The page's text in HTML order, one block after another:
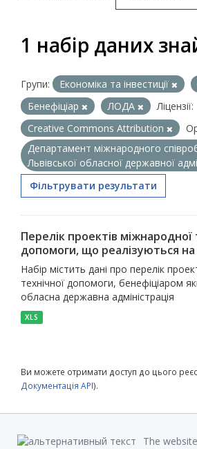
1 набір даних
Групи: Економіка та інвестиції
Бенефіціар
ЛОДА
Ліцензії:
Creative Commons Attribution
Департамент міжнародного
Львівської обласної державної
Фільтрувати результати
Перелік проектів міжнародної
допомоги, що реалізуються на
Набір містить дані про перелік
технічної допомоги, бенефіціаром
обласна державна адміністрація
XLS
Ви можете отримати доступ до цього
Документація API).
The